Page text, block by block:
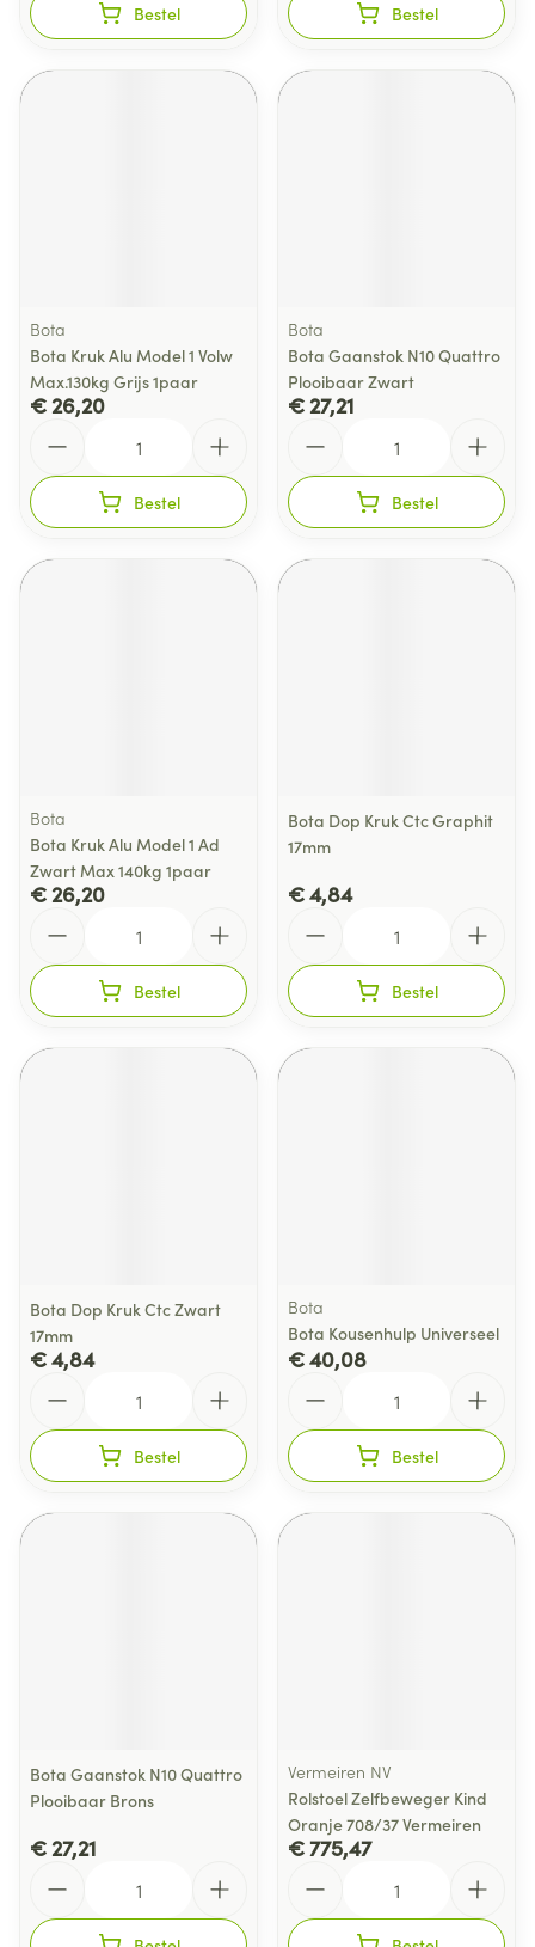
Bestel Bestel
Bota
Bota Kruk Alu Model 1 Volw
Max.130kg Grijs 1paar
€ 26,20
Bestel
Bota
Bota Gaanstok N10 Quattro
Plooibaar Zwart
€ 27,21
Bestel
Bota
Bota Kruk Alu Model 1 Ad
Zwart Max 140kg 1paar
€ 26,20
Bestel
Bota Dop Kruk Ctc Graphit
17mm
€ 4,84
Bestel
Bota Dop Kruk Ctc Zwart
17mm
€ 4,84
Bestel
Bota
Bota Kousenhulp Universeel
€ 40,08
Bestel
Bota Gaanstok N10 Quattro
Plooibaar Brons
€ 27,21
Vermeiren NV
Rolstoel Zelfbeweger Kind
Oranje 708/37 Vermeiren
€ 775,47